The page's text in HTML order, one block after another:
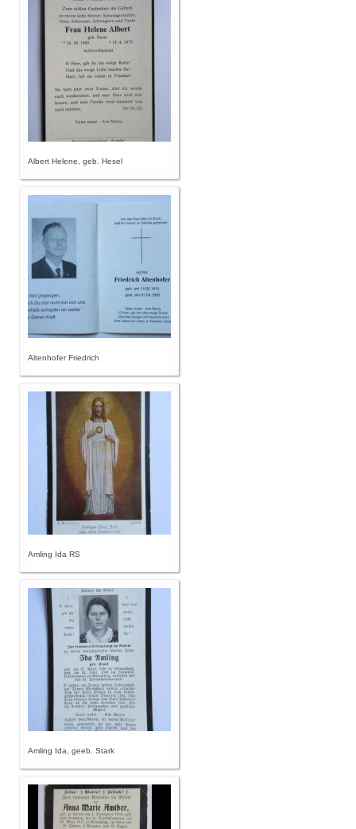
Albert Helene, geb. Hesel
Altenhofer Friedrich
Amling Ida RS
Amling Ida, geeb. Stark